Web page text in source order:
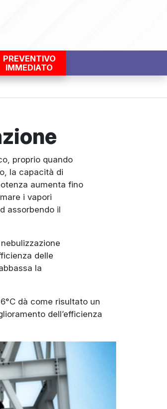
PREVENTIVO
IMMEDIATO
proprio quando
la capacità di
aumenta fino
i vapori
assorbendo il
delle
la
dà come risultato un
dell’efficienza